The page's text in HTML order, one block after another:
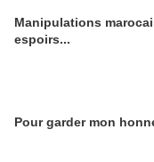
Manipulations
espoirs...
Pour garder mon